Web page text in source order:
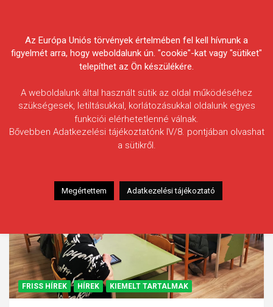
Egyesületek Szövetsége
Kategória:Kiemelt tartalmak
FRISS HÍREK HÍREK KIEMELT TARTALMAK
Az Európa Uniós törvények értelmében fel kell hívnunk a
figyelmét arra, hogy weboldalunk ún. "cookie"-kat vagy "sütiket"
telepíthet az Ön készülékére.
A weboldalunk által használt sütik az oldal működéséhez
szükségesek, letiltásukkal, korlátozásukkal oldalunk egyes
funkciói elérhetetlenné válnak.
Bővebben Adatkezelési tájékoztatónk IV/8. pontjában olvashat
a sütikről.
Megértettem Adatkezelési tájékoztató